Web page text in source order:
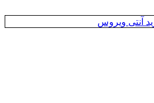
آنتی ویروس